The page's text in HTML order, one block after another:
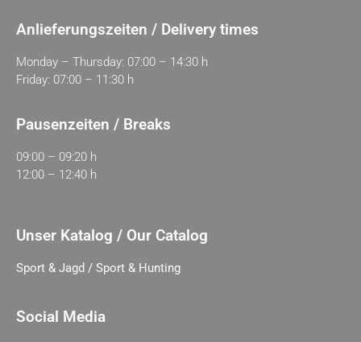
Anlieferungszeiten / Delivery times
Monday – Thursday: 07:00 – 14:30 h
Friday: 07:00 – 11:30 h
Pausenzeiten / Breaks
09:00 – 09:20 h
12:00 – 12:40 h
Unser Katalog / Our Catalog
Sport & Jagd / Sport & Hunting
Social Media